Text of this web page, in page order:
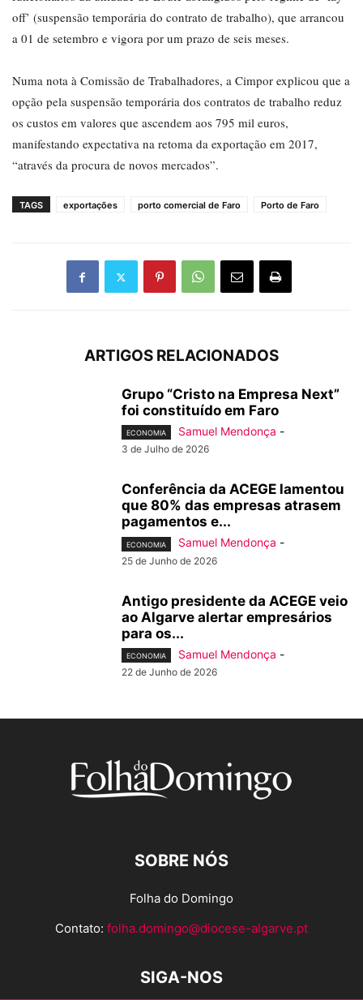
off’ (suspensão temporária do contrato de trabalho), que arrancou
a 01 de setembro e vigora por um prazo de seis meses.
Numa nota à Comissão de Trabalhadores, a Cimpor explicou que a
opção pela suspensão temporária dos contratos de trabalho reduz
os custos em valores que ascendem aos 795 mil euros,
manifestando expectativa na retoma da exportação em 2017,
“através da procura de novos mercados”.
TAGS exportações porto comercial de Faro Porto de Faro
ARTIGOS RELACIONADOS
Grupo “Cristo na Empresa Next”
foi constituído em Faro
ECONOMIA Samuel Mendonça -
3 de Julho de 2026
Conferência da ACEGE lamentou
que 80% das empresas atrasem
pagamentos e...
ECONOMIA Samuel Mendonça -
25 de Junho de 2026
Antigo presidente da ACEGE veio
ao Algarve alertar empresários
para os...
ECONOMIA Samuel Mendonça -
22 de Junho de 2026
SOBRE NÓS
Folha do Domingo
Contato: folha.domingo@diocese-algarve.pt
SIGA-NOS